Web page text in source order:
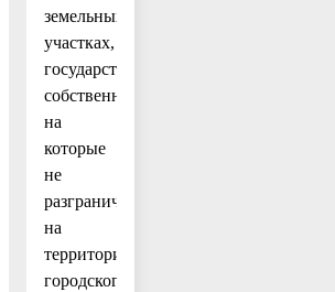
земельных
участках,
государственная
собственность
на
которые
не
разграничена»
на
территории
городского